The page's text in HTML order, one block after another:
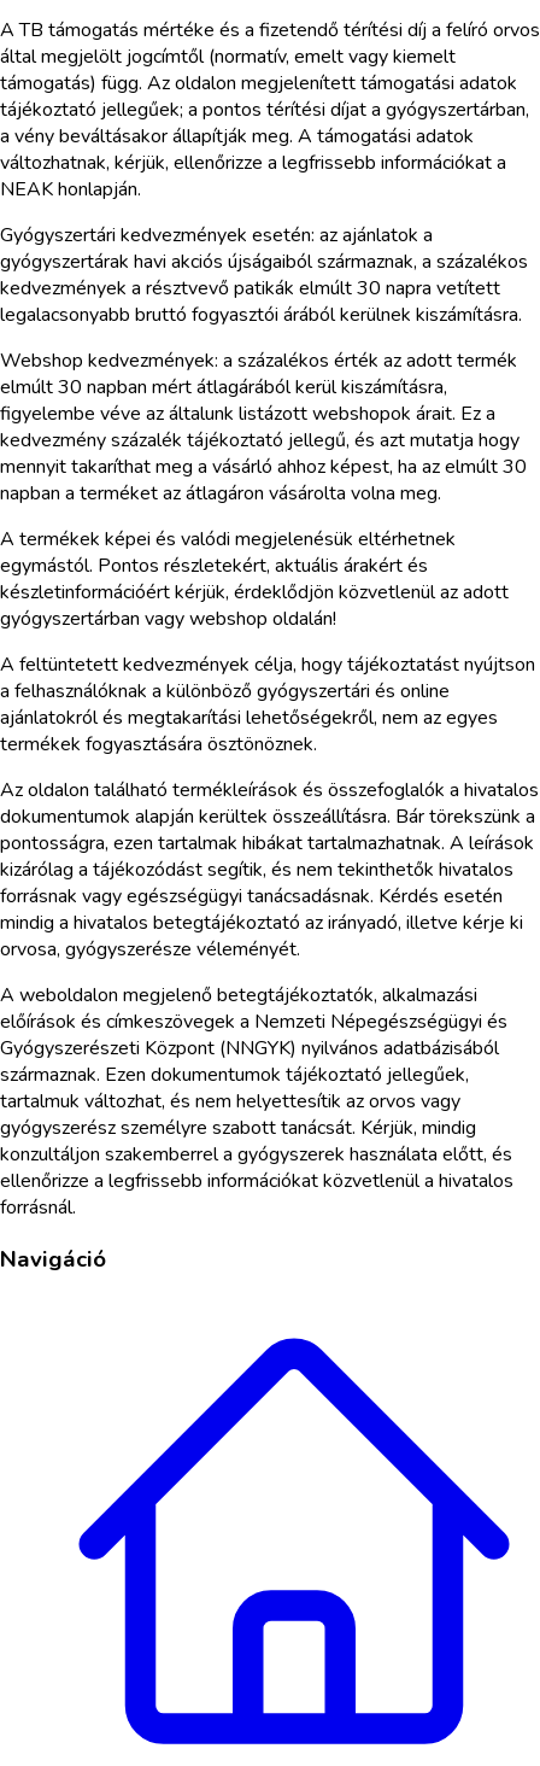
A TB támogatás mértéke és a fizetendő térítési díj a felíró orvos
által megjelölt jogcímtől (normatív, emelt vagy kiemelt
támogatás) függ. Az oldalon megjelenített támogatási adatok
tájékoztató jellegűek; a pontos térítési díjat a gyógyszertárban,
a vény beváltásakor állapítják meg. A támogatási adatok
változhatnak, kérjük, ellenőrizze a legfrissebb információkat a
NEAK honlapján.
Gyógyszertári kedvezmények esetén: az ajánlatok a
gyógyszertárak havi akciós újságaiból származnak, a százalékos
kedvezmények a résztvevő patikák elmúlt 30 napra vetített
legalacsonyabb bruttó fogyasztói árából kerülnek kiszámításra.
Webshop kedvezmények: a százalékos érték az adott termék
elmúlt 30 napban mért átlagárából kerül kiszámításra,
figyelembe véve az általunk listázott webshopok árait. Ez a
kedvezmény százalék tájékoztató jellegű, és azt mutatja hogy
mennyit takaríthat meg a vásárló ahhoz képest, ha az elmúlt 30
napban a terméket az átlagáron vásárolta volna meg.
A termékek képei és valódi megjelenésük eltérhetnek
egymástól. Pontos részletekért, aktuális árakért és
készletinformációért kérjük, érdeklődjön közvetlenül az adott
gyógyszertárban vagy webshop oldalán!
A feltüntetett kedvezmények célja, hogy tájékoztatást nyújtson
a felhasználóknak a különböző gyógyszertári és online
ajánlatokról és megtakarítási lehetőségekről, nem az egyes
termékek fogyasztására ösztönöznek.
Az oldalon található termékleírások és összefoglalók a hivatalos
dokumentumok alapján kerültek összeállításra. Bár törekszünk a
pontosságra, ezen tartalmak hibákat tartalmazhatnak. A leírások
kizárólag a tájékozódást segítik, és nem tekinthetők hivatalos
forrásnak vagy egészségügyi tanácsadásnak. Kérdés esetén
mindig a hivatalos betegtájékoztató az irányadó, illetve kérje ki
orvosa, gyógyszerésze véleményét.
A weboldalon megjelenő betegtájékoztatók, alkalmazási
előírások és címkeszövegek a Nemzeti Népegészségügyi és
Gyógyszerészeti Központ (NNGYK) nyilvános adatbázisából
származnak. Ezen dokumentumok tájékoztató jellegűek,
tartalmuk változhat, és nem helyettesítik az orvos vagy
gyógyszerész személyre szabott tanácsát. Kérjük, mindig
konzultáljon szakemberrel a gyógyszerek használata előtt, és
ellenőrizze a legfrissebb információkat közvetlenül a hivatalos
forrásnál.
Navigáció